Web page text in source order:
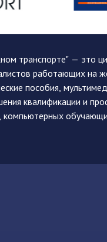
транспорте" — это
работающих
пособия,
квалификации и